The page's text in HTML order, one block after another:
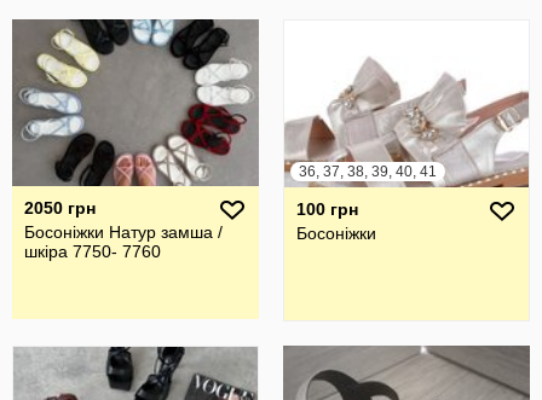
2050 грн
Босоніжки Натур замша /
шкіра 7750- 7760
36, 37, 38, 39, 40, 41
100 грн
Босоніжки